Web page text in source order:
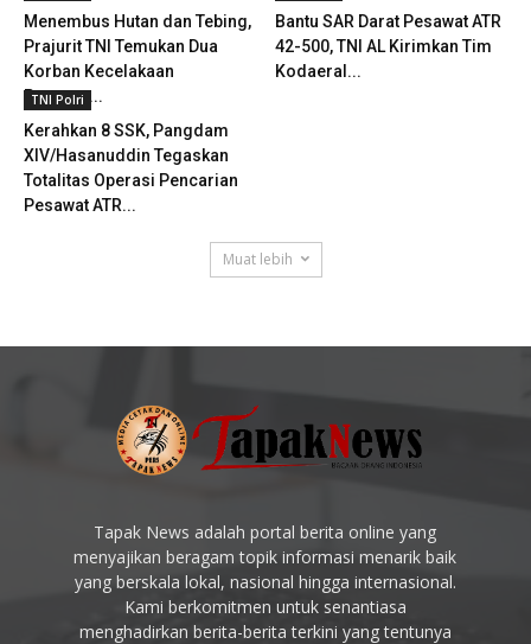
Menembus Hutan dan Tebing,
Prajurit TNI Temukan Dua
Korban Kecelakaan
Pesawat...
Bantu SAR Darat Pesawat ATR
42-500, TNI AL Kirimkan Tim
Kodaeral...
TNI Polri
Kerahkan 8 SSK, Pangdam
XIV/Hasanuddin Tegaskan
Totalitas Operasi Pencarian
Pesawat ATR...
Muat lebih
Tapak News adalah portal berita online yang
menyajikan beragam topik informasi menarik baik
yang berskala lokal, nasional hingga internasional.
Kami berkomitmen untuk senantiasa
menghadirkan berita-berita terkini yang tentunya